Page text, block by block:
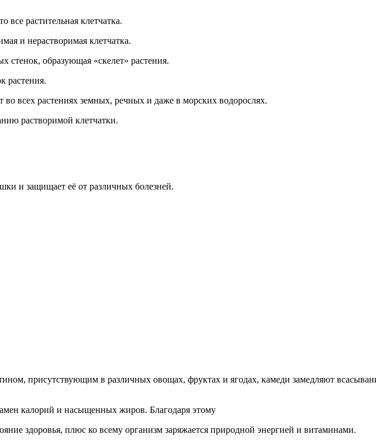
растительная клетчатка.
и нерастворимая клетчатка.
стенок, образующая «скелет» растения.
растения.
во всех растениях земных, речных и даже в морских водорослях.
растворимой клетчатки.
и защищает её от различных болезней.
присутствующим в различных овощах, фруктах и ягодах, камеди замедляют
калорий и насыщенных жиров. Благодаря этому
здоровья, плюс ко всему организм заряжается природной энергией и витаминами.